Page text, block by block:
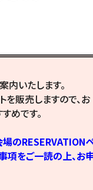
内いたします。
を販売しますので、お
めです。
のRESERVATION
項をご一読の上、お